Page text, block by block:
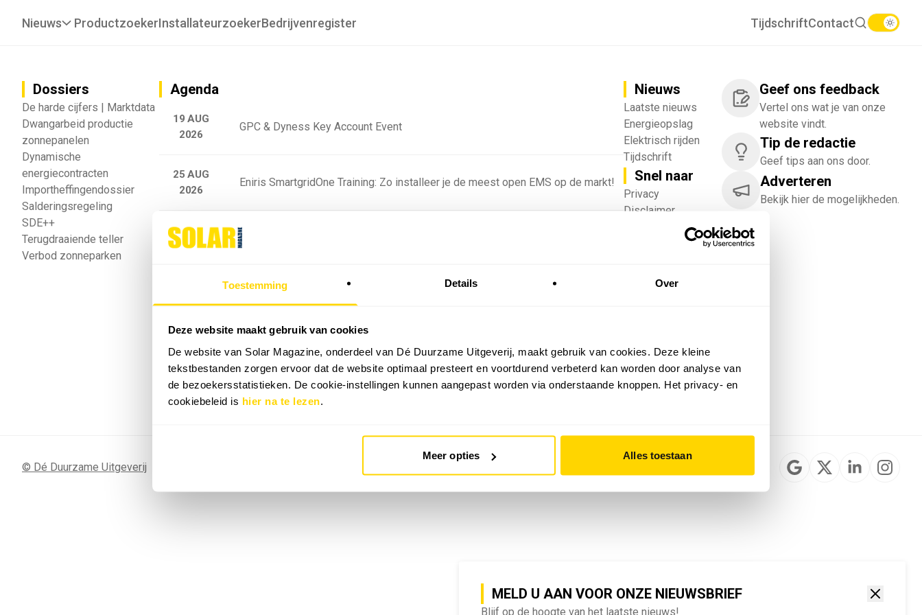
Toestemming Details Over
Deze website maakt gebruik van cookies
De website van Solar Magazine, onderdeel van Dé Duurzame Uitgeverij, maakt gebruik van cookies. Deze kleine
tekstbestanden zorgen ervoor dat de website optimaal presteert en voortdurend verbeterd kan worden door analyse van
de bezoekersstatistieken. De cookie-instellingen kunnen aangepast worden via onderstaande knoppen. Het privacy- en
cookiebeleid is hier na te lezen.
Meer opties Alles toestaan
MELD U AAN VOOR ONZE NIEUWSBRIEF
Blijf op de hoogte van het laatste nieuws!
Nieuws ProductzoekerInstallateurzoekerBedrijvenregister TijdschriftContact
Dossiers
De harde cijfers | Marktdata
Dwangarbeid productie
zonnepanelen
Dynamische
energiecontracten
Importheffingendossier
Salderingsregeling
SDE++
Terugdraaiende teller
Verbod zonneparken
Agenda
19 AUG
2026
GPC & Dyness Key Account Event
25 AUG
2026
Eniris SmartgridOne Training: Zo installeer je de meest open EMS op de markt!
25 AUG
2026
Sigenergy Training - Residentieel
2026
Webinar: Toekomstige batterijprofielen: hoe netbeheerders proberen
batterijgedrag in 2035 te voorspellen
2026
Sunergy Academy | SlimmeRik on Tour
Nieuws
Laatste nieuws
Energieopslag
Elektrisch rijden
Tijdschrift
Snel naar
Privacy
Disclaimer
Vacatures
English
Geef ons feedback
Vertel ons wat je van onze
website vindt.
Tip de redactie
Geef tips aan ons door.
Adverteren
Bekijk hier de mogelijkheden.
© Dé Duurzame Uitgeverij